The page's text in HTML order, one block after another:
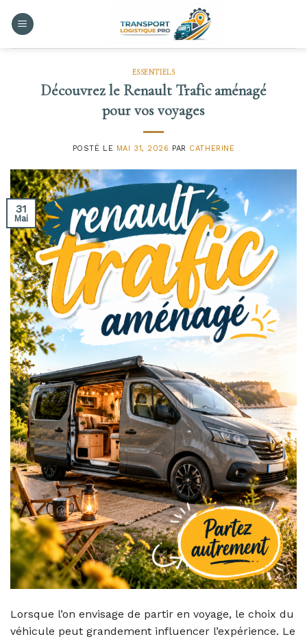
ESSENTIELS
Découvrez le Renault Trafic aménagé
pour vos voyages
POSTÉ LE MAI 31, 2026 PAR CATHERINE
31
Mai
Lorsque l’on envisage de partir en voyage, le choix du
véhicule peut grandement influencer l’expérience. Le